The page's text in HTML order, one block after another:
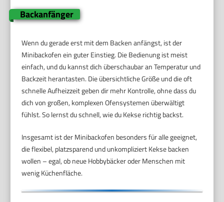
Backanfänger
Wenn du gerade erst mit dem Backen anfängst, ist der
Minibackofen ein guter Einstieg. Die Bedienung ist meist
einfach, und du kannst dich überschaubar an Temperatur und
Backzeit herantasten. Die übersichtliche Größe und die oft
schnelle Aufheizzeit geben dir mehr Kontrolle, ohne dass du
dich von großen, komplexen Ofensystemen überwältigt
fühlst. So lernst du schnell, wie du Kekse richtig backst.
Insgesamt ist der Minibackofen besonders für alle geeignet,
die flexibel, platzsparend und unkompliziert Kekse backen
wollen – egal, ob neue Hobbybäcker oder Menschen mit
wenig Küchenfläche.